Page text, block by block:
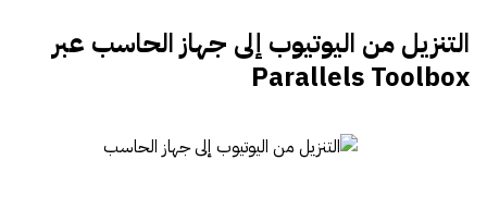
التنزيل من اليوتيوب إلى جهاز الحاسب عبر
Parallels Toolbox